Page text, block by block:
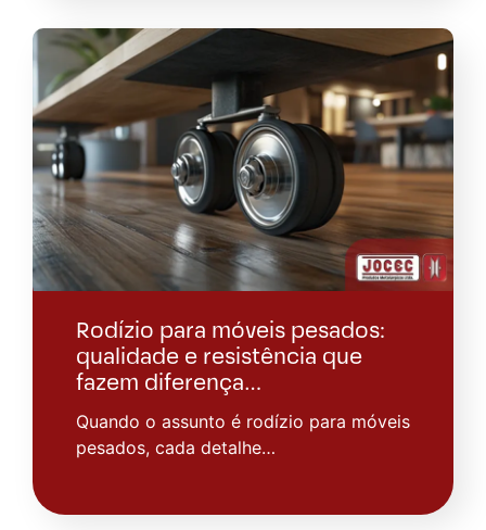
Rodízio para móveis pesados:
qualidade e resistência que
fazem diferença…
Quando o assunto é rodízio para móveis
pesados, cada detalhe…